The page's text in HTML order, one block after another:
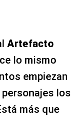
Artefacto
lo mismo
empiezan
los
más que